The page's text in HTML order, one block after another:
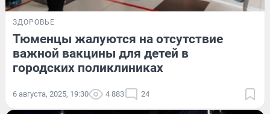
ЗДОРОВЬЕ
Тюменцы жалуются на отсутствие
важной вакцины для детей в
городских поликлиниках
6 августа, 2025, 19:30 4 883 24